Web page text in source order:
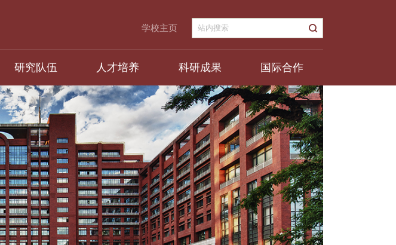
学校主页
研究队伍 人才培养 科研成果 国际合作